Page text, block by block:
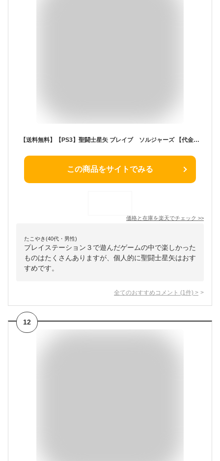
【送料無料】【PS3】聖闘士星矢 ブレイブ ソルジャーズ 【代金引換不可】【ゆうパケット】バンダイ
この商品をサイトでみる
価格と在庫を楽天でチェック >>
たこやき(40代・男性)
プレイステーション３で遊んだゲームの中で楽しかった
ものはたくさんありますが、個人的に聖闘士星矢はおす
すめです。
全てのおすすめコメント (1 件) >
12